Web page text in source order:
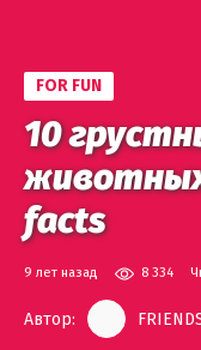
FOR FUN
10
facts
9 лет назад 8 334
Автор: